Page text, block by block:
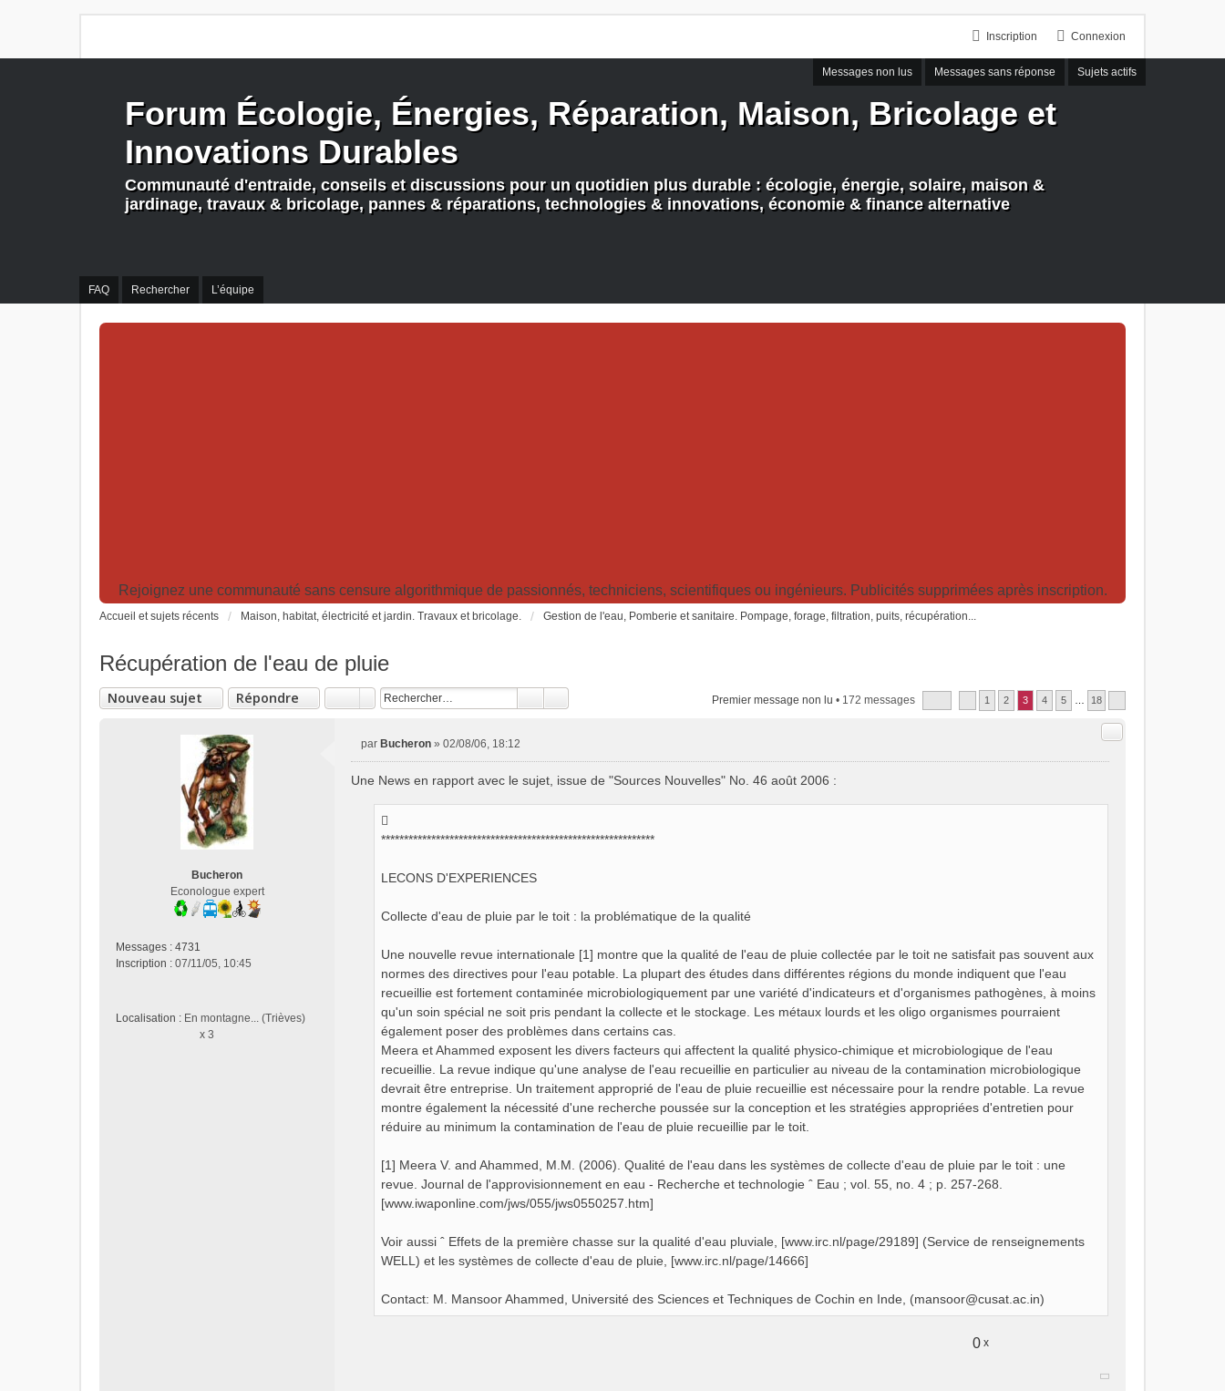
Connexion
Inscription
Messages non lus Messages sans réponse Sujets actifs
FAQ Rechercher L’équipe
Forum Écologie, Énergies, Réparation, Maison, Bricolage et
Innovations Durables
Communauté d'entraide, conseils et discussions pour un quotidien plus durable : écologie, énergie, solaire, maison &
jardinage, travaux & bricolage, pannes & réparations, technologies & innovations, économie & finance alternative
Rejoignez une communauté sans censure algorithmique de passionnés, techniciens, scientifiques ou ingénieurs. Publicités supprimées après inscription.
Accueil et sujets récents Maison, habitat, électricité et jardin. Travaux et bricolage. Gestion de l'eau, Pomberie et sanitaire. Pompage, forage, filtration, puits, récupération...
Récupération de l'eau de pluie
Nouveau sujet Répondre Premier message non lu • 172 messages 1 2 3 4 5 18
Bucheron
Econologue expert
Messages : 4731
Inscription : 07/11/05, 10:45
Localisation : En montagne... (Trièves)
x 3
Citer
s
par Bucheron » 02/08/06, 18:12
Une News en rapport avec le sujet, issue de "Sources Nouvelles" No. 46 août 2006 :
************************************************************
LECONS D'EXPERIENCES
Collecte d'eau de pluie par le toit : la problématique de la qualité
Une nouvelle revue internationale [1] montre que la qualité de l'eau de pluie collectée par le toit ne satisfait pas souvent aux
normes des directives pour l'eau potable. La plupart des études dans différentes régions du monde indiquent que l'eau
recueillie est fortement contaminée microbiologiquement par une variété d'indicateurs et d'organismes pathogènes, à moins
qu'un soin spécial ne soit pris pendant la collecte et le stockage. Les métaux lourds et les oligo organismes pourraient
également poser des problèmes dans certains cas.
Meera et Ahammed exposent les divers facteurs qui affectent la qualité physico-chimique et microbiologique de l'eau
recueillie. La revue indique qu'une analyse de l'eau recueillie en particulier au niveau de la contamination microbiologique
devrait être entreprise. Un traitement approprié de l'eau de pluie recueillie est nécessaire pour la rendre potable. La revue
montre également la nécessité d'une recherche poussée sur la conception et les stratégies appropriées d'entretien pour
réduire au minimum la contamination de l'eau de pluie recueillie par le toit.
[1] Meera V. and Ahammed, M.M. (2006). Qualité de l'eau dans les systèmes de collecte d'eau de pluie par le toit : une
revue. Journal de l'approvisionnement en eau - Recherche et technologie ˆ Eau ; vol. 55, no. 4 ; p. 257-268.
[www.iwaponline.com/jws/055/jws0550257.htm]
Voir aussi ˆ Effets de la première chasse sur la qualité d'eau pluviale, [www.irc.nl/page/29189] (Service de renseignements
WELL) et les systèmes de collecte d'eau de pluie, [www.irc.nl/page/14666]
Contact: M. Mansoor Ahammed, Université des Sciences et Techniques de Cochin en Inde, (mansoor@cusat.ac.in)
0 x